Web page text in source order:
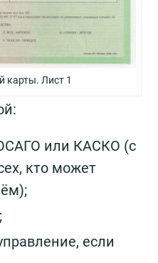
карты. Лист 1
или КАСКО (с
кто может
если